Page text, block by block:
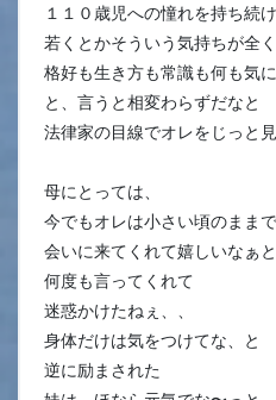
１１０歳児への憧れを持ち続
若くとかそういう気持ちが全
格好も生き方も常識も何も気
と、言うと相変わらずだなと
法律家の目線でオレをじっと
母にとっては、
今でもオレは小さい頃のままで
会いに来てくれて嬉しいなぁと
何度も言ってくれて
迷惑かけたねぇ、、
身体だけは気をつけてな、と
逆に励まされた